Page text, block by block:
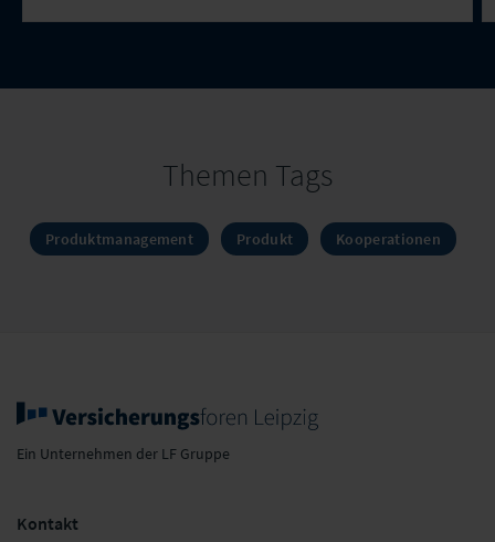
Themen Tags
Produktmanagement Produkt Kooperationen
Ein Unternehmen der LF Gruppe
Kontakt